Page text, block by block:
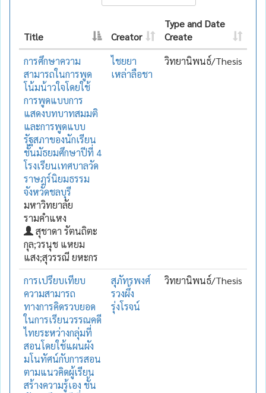
Title Creator
Type and Date
Create
การศึกษาความ
สามารถในการพูด
โน้มน้าวใจโดยใช้
การพูดแบบการ
แสดงบทบาทสมมติ
และการพูดแบบ
รัฐสภาของนักเรียน
ชั้นมัธยมศึกษาปีที่ 4
โรงเรียนเทศบาลวัด
ราษฎร์นิยมธรรม
จังหวัดชลบุรี
มหาวิทยาลัย
รามคำแหง
สุชาดา รัตนถิตะ
กุล;วรนุช แหยม
แสง;สุวรรณี ยหะกร
ไชยยา
เหล่าลือชา
วิทยานิพนธ์/Thesis
การเปรียบเทียบ
ความสามารถ
ทางการคิดรวบยอด
ในการเรียนวรรณคดี
ไทยระหว่างกลุ่มที่
สอนโดยใช้แผนผัง
มโนทัศน์กับการสอน
ตามแนวคิดผู้เรียน
สร้างความรู้เอง ชั้น
สุภัทรพงศ์
รวงผึ้ง
รุ่งโรจน์
วิทยานิพนธ์/Thesis